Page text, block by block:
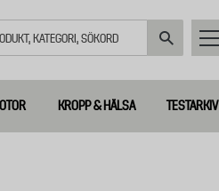
KROPP & HÄLSA TESTARKIV